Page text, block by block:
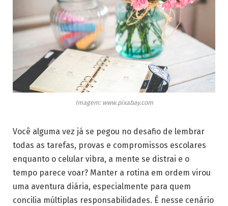
Imagem: www.pixabay.com
Você alguma vez já se pegou no desafio de lembrar
todas as tarefas, provas e compromissos escolares
enquanto o celular vibra, a mente se distrai e o
tempo parece voar? Manter a rotina em ordem virou
uma aventura diária, especialmente para quem
concilia múltiplas responsabilidades. É nesse cenário